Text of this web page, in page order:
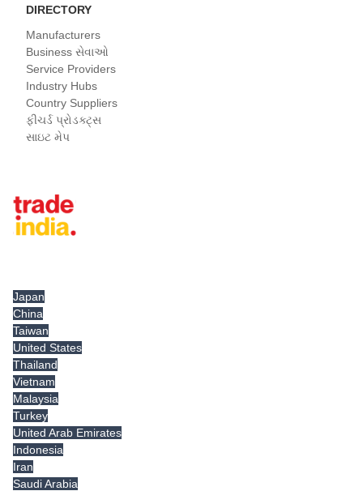
DIRECTORY
Manufacturers
Business સેવાઓ
Service Providers
Industry Hubs
Country Suppliers
ફીચર્ડ પ્રોડક્ટ્સ
સાઇટ મેપ
Japan
China
Taiwan
United States
Thailand
Vietnam
Malaysia
Turkey
United Arab Emirates
Indonesia
Iran
Saudi Arabia